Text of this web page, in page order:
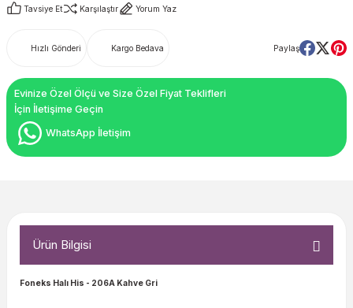
Tavsiye Et Karşılaştır Yorum Yaz
Hızlı Gönderi Kargo Bedava Paylaş
Evinize Özel Ölçü ve Size Özel Fiyat Teklifleri
İçin İletişime Geçin
WhatsApp İletişim
Ürün Bilgisi
Foneks Halı His - 206A Kahve Gri